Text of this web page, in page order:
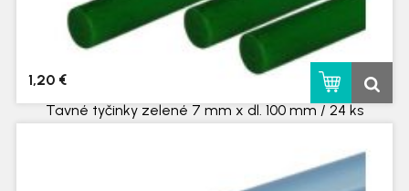
Tavné tyčinky zelené 7 mm x dl. 100 mm / 24 ks
1,20 €